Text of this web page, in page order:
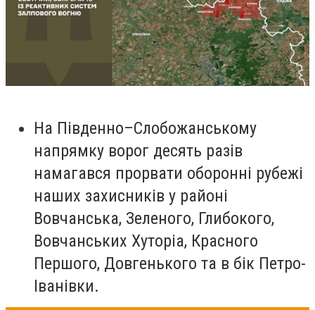
На Південно–Слобожанському
напрямку ворог десять разів
намагався прорвати оборонні рубежі
наших захисників у районі
Вовчанська, Зеленого, Глибокого,
Вовчанських Хуторіа, Красного
Першого, Довгенького та в бік Петро-
Іванівки.